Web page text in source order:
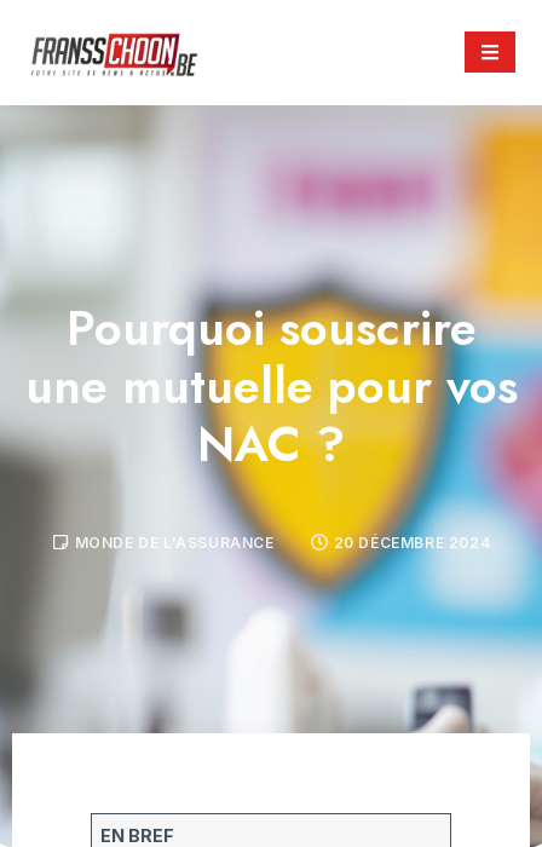
Pourquoi souscrire
une mutuelle pour vos
NAC ?
MONDE DE L'ASSURANCE 20 DÉCEMBRE 2024
EN BREF